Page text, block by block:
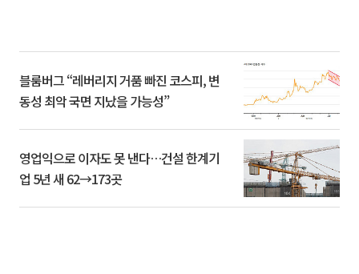
블룸버그 “레버리지 거품 빠진 코스피, 변
동성 최악 국면 지났을 가능성”
영업익으로 이자도 못 낸다…건설 한계기
업 5년 새 62→173곳